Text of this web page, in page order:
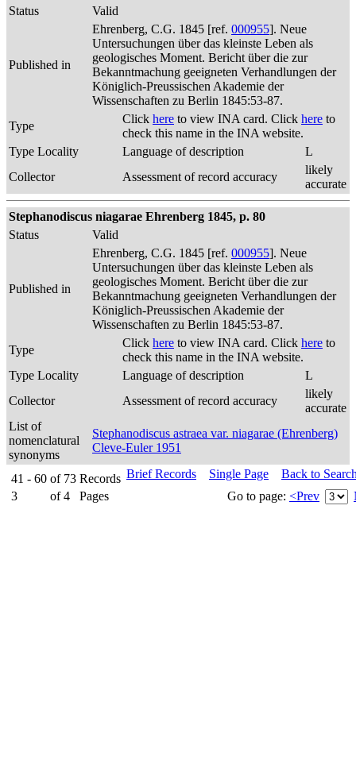
Status
Valid
Published in
Ehrenberg, C.G. 1845 [ref. 000955]. Neue
Untersuchungen über das kleinste Leben als
geologisches Moment. Bericht über die zur
Bekanntmachung geeigneten Verhandlungen der
Königlich-Preussischen Akademie der
Wissenschaften zu Berlin 1845:53-87.
Type
Click here to view INA card. Click here to
check this name in the INA website.
Type Locality
Language of description
L
Collector
Assessment of record accuracy
likely
accurate
Stephanodiscus niagarae Ehrenberg 1845, p. 80
Status
Valid
Published in
Ehrenberg, C.G. 1845 [ref. 000955]. Neue
Untersuchungen über das kleinste Leben als
geologisches Moment. Bericht über die zur
Bekanntmachung geeigneten Verhandlungen der
Königlich-Preussischen Akademie der
Wissenschaften zu Berlin 1845:53-87.
Type
Click here to view INA card. Click here to
check this name in the INA website.
Type Locality
Language of description
L
Collector
Assessment of record accuracy
likely
accurate
List of
nomenclatural
synonyms
Stephanodiscus astraea var. niagarae (Ehrenberg)
Cleve-Euler 1951
41 - 60 of 73 Records
3
of 4 Pages
Brief Records Single Page
Back to
Go to page: <Prev